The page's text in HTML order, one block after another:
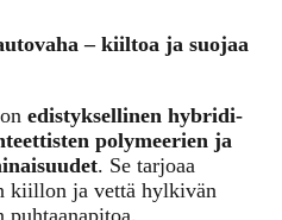
– kiiltoa ja suojaa
edistyksellinen hybridi-
polymeerien ja
. Se tarjoaa
kiillon ja vettä hylkivän
puhtaanapitoa.